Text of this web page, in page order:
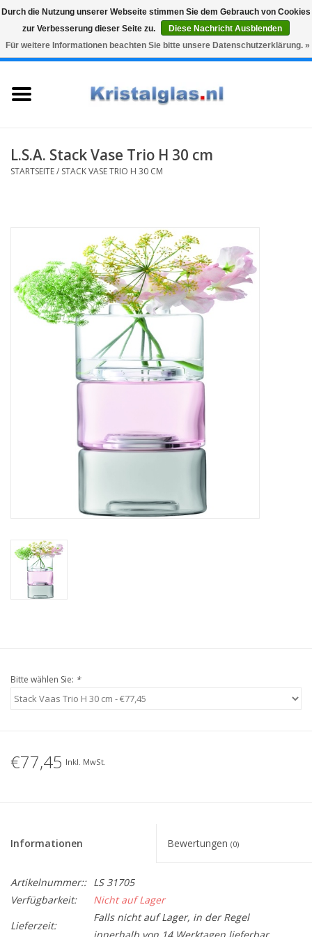
Snelle levering
Graveren
0 Artikel - €0,00
Karaffen
Geschenke
Kaffee & Tee
L.S.A. Stack Vase Trio H 30 cm
STARTSEITE/ STACK VASE TRIO H 30 CM
Bitte wählen Sie: *
€77,45 Inkl. MwSt.
Informationen Bewertungen (0)
Artikelnummer:: LS 31705
Verfügbarkeit:
Nicht auf Lager
Lieferzeit:
Falls nicht auf Lager, in der Regel
Durch die Nutzung unserer Webseite stimmen Sie dem Gebrauch von Cookies
zur Verbesserung dieser Seite zu.
Diese Nachricht Ausblenden
Für weitere Informationen beachten Sie bitte unsere Datenschutzerklärung. »